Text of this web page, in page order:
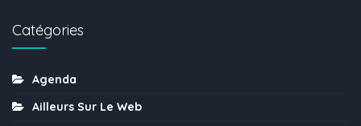
Catégories
Agenda
Ailleurs Sur Le Web